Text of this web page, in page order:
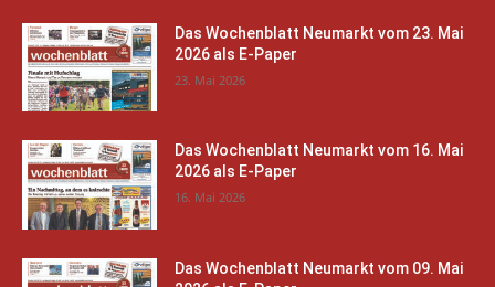
Das Wochenblatt Neumarkt vom 23. Mai
2026 als E-Paper
23. Mai 2026
Das Wochenblatt Neumarkt vom 16. Mai
2026 als E-Paper
16. Mai 2026
Das Wochenblatt Neumarkt vom 09. Mai